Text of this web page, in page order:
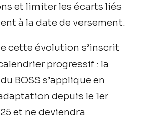
et limiter les écarts liés
à la date de versement.
cette évolution s’inscrit
progressif : la
BOSS s’applique en
depuis le 1er
et ne deviendra